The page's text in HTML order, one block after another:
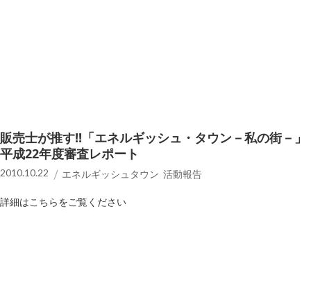
販売士が推す!!「エネルギッシュ・タウン－私の街－」
平成22年度審査レポート
2010.10.22 エネルギッシュタウン 活動報告
詳細はこちらをご覧ください